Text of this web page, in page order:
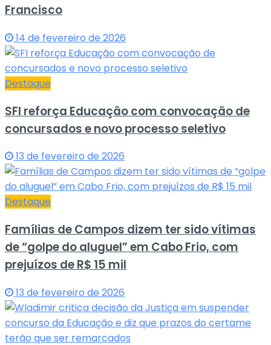
Francisco
14 de fevereiro de 2026
Destaque
SFI reforça Educação com convocação de
concursados e novo processo seletivo
13 de fevereiro de 2026
Destaque
Famílias de Campos dizem ter sido vítimas
de “golpe do aluguel” em Cabo Frio, com
prejuízos de R$ 15 mil
13 de fevereiro de 2026